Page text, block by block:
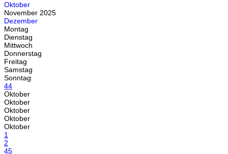
Oktober
November 2025
Dezember
Montag
Dienstag
Mittwoch
Donnerstag
Freitag
Samstag
Sonntag
44
Oktober
Oktober
Oktober
Oktober
Oktober
1
2
45